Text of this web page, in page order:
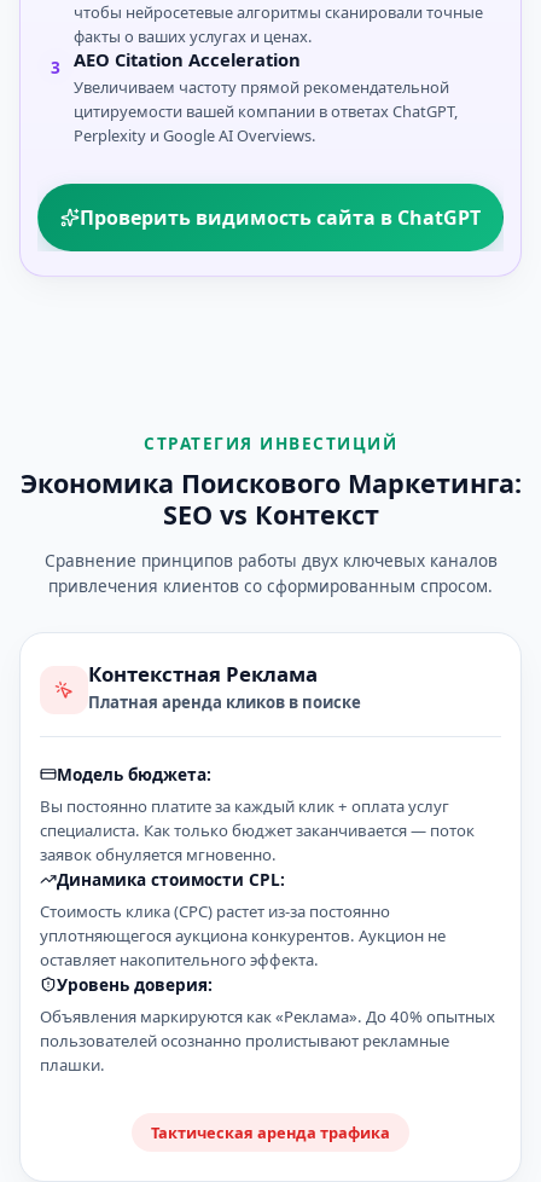
чтобы нейросетевые алгоритмы сканировали точные
факты о ваших услугах и ценах.
3 AEO Citation Acceleration
Увеличиваем частоту прямой рекомендательной
цитируемости вашей компании в ответах ChatGPT,
Perplexity и Google AI Overviews.
Проверить видимость сайта в ChatGPT
СТРАТЕГИЯ ИНВЕСТИЦИЙ
Экономика Поискового Маркетинга:
SEO vs Контекст
Сравнение принципов работы двух ключевых каналов
привлечения клиентов со сформированным спросом.
Контекстная Реклама
Платная аренда кликов в поиске
Модель бюджета:
Вы постоянно платите за каждый клик + оплата услуг
специалиста. Как только бюджет заканчивается — поток
заявок обнуляется мгновенно.
Динамика стоимости CPL:
Стоимость клика (CPC) растет из-за постоянно
уплотняющегося аукциона конкурентов. Аукцион не
оставляет накопительного эффекта.
Уровень доверия:
Объявления маркируются как «Реклама». До 40% опытных
пользователей осознанно пролистывают рекламные
плашки.
Тактическая аренда трафика